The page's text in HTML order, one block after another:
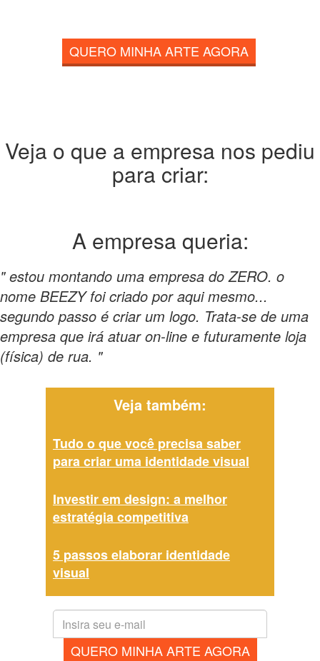
QUERO MINHA ARTE AGORA
Veja o que a empresa nos pediu
para criar:
A empresa queria:
" estou montando uma empresa do ZERO. o
nome BEEZY foi criado por aqui mesmo...
segundo passo é criar um logo. Trata-se de uma
empresa que irá atuar on-line e futuramente loja
(física) de rua. "
Veja também:
Tudo o que você precisa saber
para criar uma identidade visual
Investir em design: a melhor
estratégia competitiva
5 passos elaborar identidade
visual
QUERO MINHA ARTE AGORA